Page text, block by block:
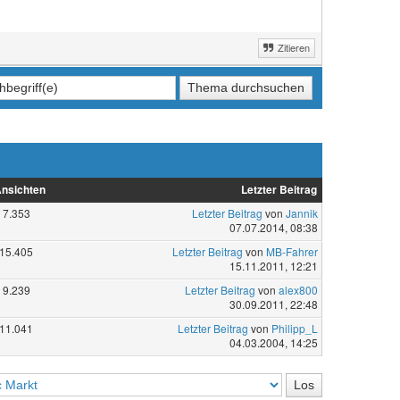
Zitieren
Letzter Beitrag
7.353 Letzter Beitrag von Jannik
07.07.2014, 08:38
15.405 Letzter Beitrag von MB-Fahrer
15.11.2011, 12:21
9.239 Letzter Beitrag von alex800
30.09.2011, 22:48
11.041 Letzter Beitrag von Philipp_L
04.03.2004, 14:25